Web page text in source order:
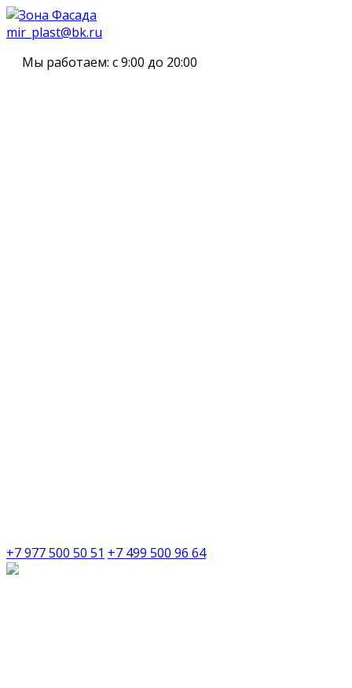
mir_plast@bk.ru
Мы работаем: с 9:00 до 20:00
+7 977 500 50 51 +7 499 500 96 64